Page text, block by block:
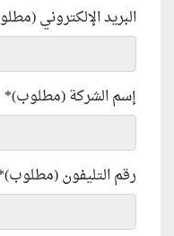
البريد الإلكتروني
إسم الشركة (مطلوب)*
رقم التليفون (مطلوب)